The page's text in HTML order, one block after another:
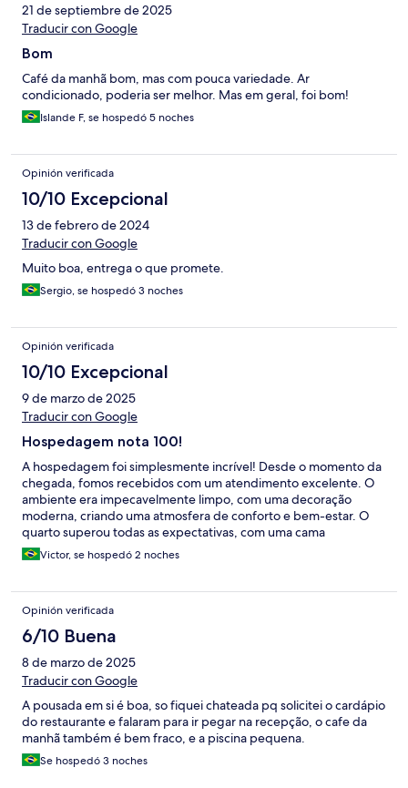
21 de septiembre de 2025
Traducir con Google
Bom
Café da manhã bom, mas com pouca variedade. Ar
condicionado, poderia ser melhor. Mas em geral, foi bom!
Islande F, se hospedó 5 noches
Opinión verificada
10/10 Excepcional
13 de febrero de 2024
Traducir con Google
Muito boa, entrega o que promete.
Sergio, se hospedó 3 noches
Opinión verificada
10/10 Excepcional
9 de marzo de 2025
Traducir con Google
Hospedagem nota 100!
A hospedagem foi simplesmente incrível! Desde o momento da
chegada, fomos recebidos com um atendimento excelente. O
ambiente era impecavelmente limpo, com uma decoração
moderna, criando uma atmosfera de conforto e bem-estar. O
quarto superou todas as expectativas, com uma cama
superconfortável e todos os itens que precisávamos. A
localização também foi excelente, próxima aos principais pontos
recomendamos de olhos fechados!
Victor, se hospedó 2 noches
Opinión verificada
6/10 Buena
8 de marzo de 2025
Traducir con Google
A pousada em si é boa, so fiquei chateada pq solicitei o cardápio
do restaurante e falaram para ir pegar na recepção, o cafe da
manhã também é bem fraco, e a piscina pequena.
Se hospedó 3 noches